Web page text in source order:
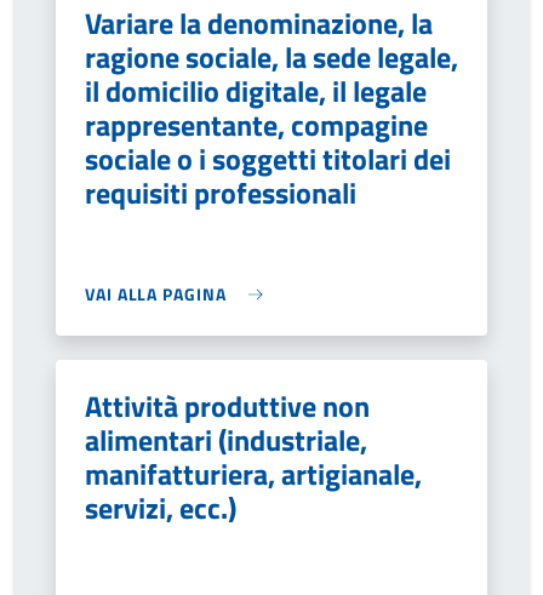
Variare la denominazione, la
ragione sociale, la sede legale,
il domicilio digitale, il legale
rappresentante, compagine
sociale o i soggetti titolari dei
requisiti professionali
VAI ALLA PAGINA
Attività produttive non
alimentari (industriale,
manifatturiera, artigianale,
servizi, ecc.)